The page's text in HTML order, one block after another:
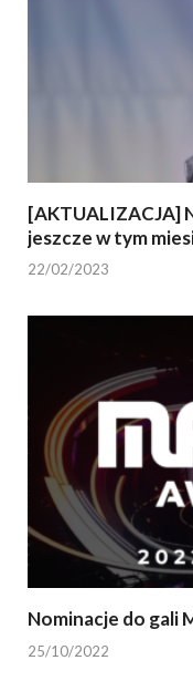
[AKTUALIZACJA]
jeszcze w tym
22/02/2023
Nominacje do gali
25/10/2022